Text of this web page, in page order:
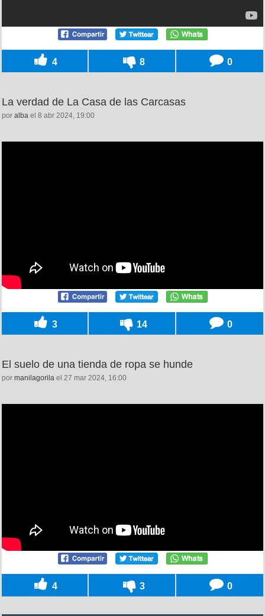
4 8 0
La verdad de La Casa de las Carcasas
por alba el 8 abr 2024, 19:00
3 14 0
El suelo de una tienda de ropa se hunde
por manilagorila el 27 mar 2024, 16:00
4 3 0